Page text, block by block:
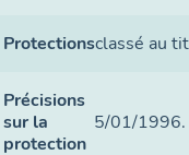
Protectionsclassé au
Précisions
sur la
protection
5/01/1996.